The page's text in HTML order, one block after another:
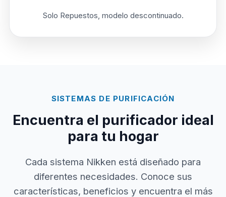
Solo Repuestos, modelo descontinuado.
SISTEMAS DE PURIFICACIÓN
Encuentra el purificador ideal
para tu hogar
Cada sistema Nikken está diseñado para
diferentes necesidades. Conoce sus
características, beneficios y encuentra el más